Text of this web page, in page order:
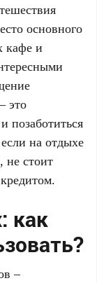
основного
кафе и
это
позаботиться
на отдыхе
не стоит
как
–